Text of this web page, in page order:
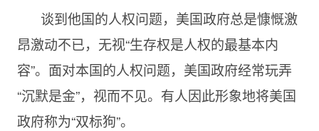
谈到他国的人权问题，美国政府总是慷慨激
昂激动不已，无视“生存权是人权的最基本内
容”。面对本国的人权问题，美国政府经常玩弄
“沉默是金”，视而不见。有人因此形象地将美国
政府称为“双标狗”。